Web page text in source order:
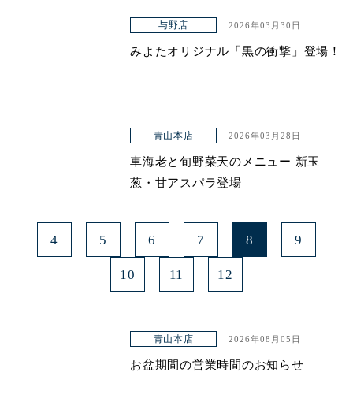
与野店
与野店 2026年03月30日
みよたオリジナル「黒の衝撃」登場！
青山本店 2026年03月28日
車海老と旬野菜天のメニュー 新玉
葱・甘アスパラ登場
4 5 6 7 8 9
10 11 12
青山本店 2026年08月05日
お盆期間の営業時間のお知らせ